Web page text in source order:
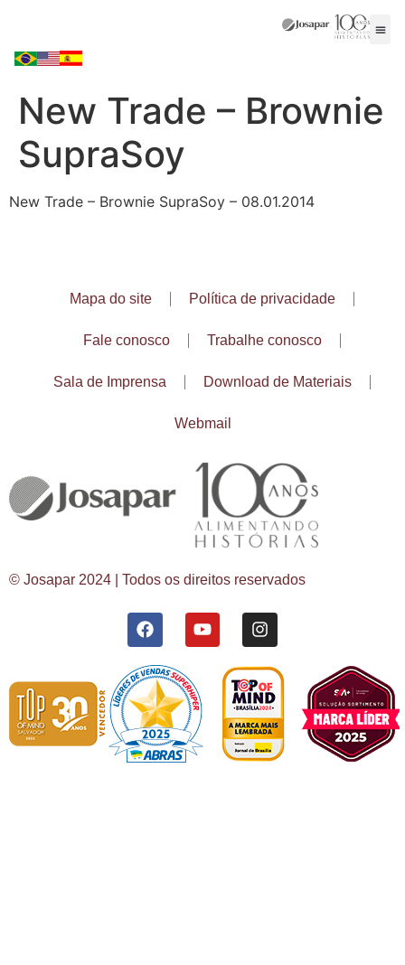
New Trade – Brownie
SupraSoy
New Trade – Brownie SupraSoy – 08.01.2014
Mapa do site Política de privacidade
Fale conosco Trabalhe conosco
Sala de Imprensa Download de Materiais
Webmail
© Josapar 2024 | Todos os direitos reservados